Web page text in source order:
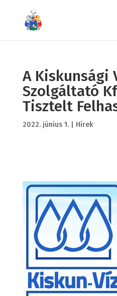
A Kiskunsági
Szolgáltató
Tisztelt
2022. június 1.| Hírek